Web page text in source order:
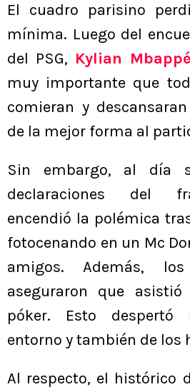
El cuadro parisino
mínima. Luego del
del PSG, Kylian Mbappé
muy importante que
comieran y
de la mejor forma al
Sin embargo, al día
declaraciones del
encendió la polémica
fotocenando en un Mc
amigos. Además,
aseguraron que
póker. Esto
entorno y también de los
Al respecto, el histórico